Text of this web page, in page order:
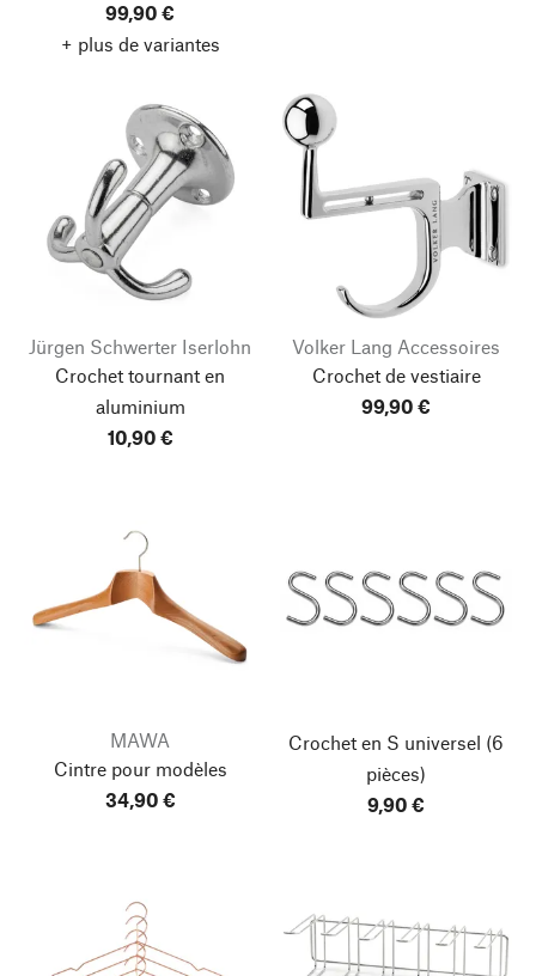
99,90 €
+ plus de variantes
Jürgen Schwerter Iserlohn
Crochet tournant en
aluminium
10,90 €
Volker Lang Accessoires
Crochet de vestiaire
99,90 €
MAWA
Cintre pour modèles
34,90 €
Crochet en S universel (6
pièces)
9,90 €